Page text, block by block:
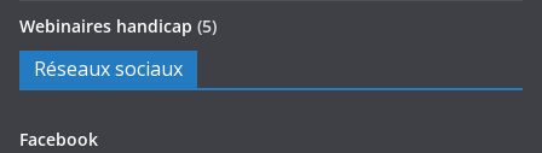
Webinaires handicap (5)
Réseaux sociaux
Facebook